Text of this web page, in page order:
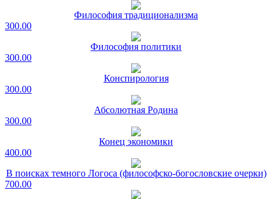
Философия традиционализма
300.00
Философия политики
300.00
Конспирология
300.00
Абсолютная Родина
300.00
Конец экономики
400.00
В поисках темного Логоса (философско-богословские очерки)
700.00